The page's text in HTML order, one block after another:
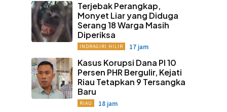
Terjebak Perangkap,
Monyet Liar yang Diduga
Serang 18 Warga Masih
Diperiksa
INDRAGIRI HILIR 17 jam
Kasus Korupsi Dana PI 10
Persen PHR Bergulir, Kejati
Riau Tetapkan 9 Tersangka
Baru
RIAU 18 jam